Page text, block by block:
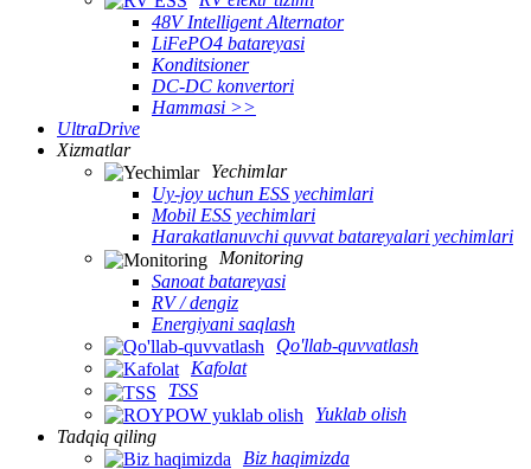
48V Intelligent Alternator
LiFePO4 batareyasi
Konditsioner
DC-DC konvertori
Hammasi >>
UltraDrive
Xizmatlar
Yechimlar
Uy-joy uchun ESS yechimlari
Mobil ESS yechimlari
Harakatlanuvchi quvvat batareyalari yechimlari
Monitoring
Sanoat batareyasi
RV / dengiz
Energiyani saqlash
Qo'llab-quvvatlash
Kafolat
TSS
Yuklab olish
Tadqiq qiling
Biz haqimizda